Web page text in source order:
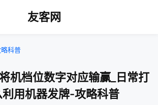
友客网
科普
机档位数字对应输赢_日常打
利用机器发牌-攻略科普